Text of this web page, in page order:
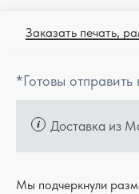
Заказать печать,
*Готовы
Доставка из
Мы подчеркнули